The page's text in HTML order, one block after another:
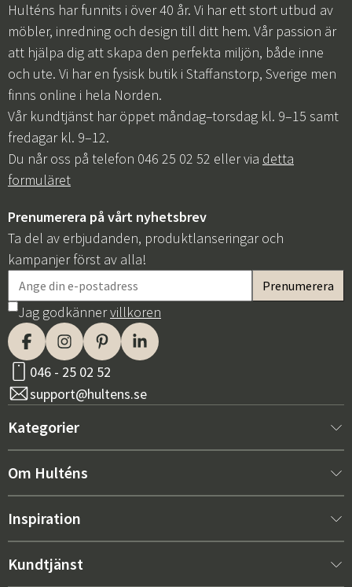
Hulténs har funnits i över 40 år. Vi har ett stort utbud av
möbler, inredning och design till ditt hem. Vår passion är
att hjälpa dig att skapa den perfekta miljön, både inne
och ute. Vi har en fysisk butik i Staffanstorp, Sverige men
finns online i hela Norden.
Vår kundtjänst har öppet måndag–torsdag kl. 9–15 samt
fredagar kl. 9–12.
Du når oss på telefon 046 25 02 52 eller via detta
formuläret
Prenumerera på vårt nyhetsbrev
Ta del av erbjudanden, produktlanseringar och
kampanjer först av alla!
Jag godkännervillkoren
046 - 25 02 52
support@hultens.se
Kategorier
Nytt hos oss
Inredning
Utemöbler
Om Hulténs
Om Hulténs
Inspiration
Bästsäljare
Kundtjänst